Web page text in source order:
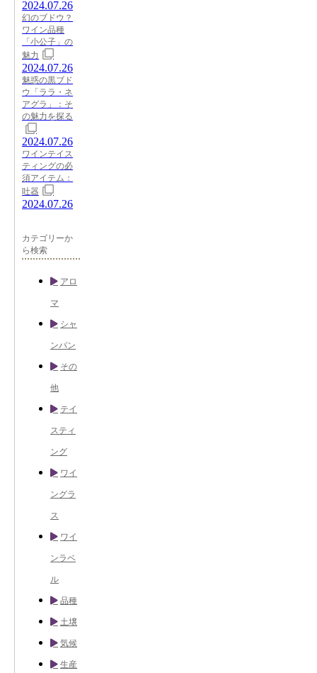
2024.07.26
幻のブドウ？
ワイン品種
「小公子」の
魅力
2024.07.26
魅惑の黒ブド
ウ「ララ・ネ
アグラ」：そ
の魅力を探る
2024.07.26
ワインテイス
ティングの必
須アイテム：
吐器
2024.07.26
カテゴリーか
ら検索
アロ
マ
シャ
ンパン
その
他
テイ
スティ
ング
ワイ
ングラ
ス
ワイ
ンラベ
ル
品種
土壌
気候
生産